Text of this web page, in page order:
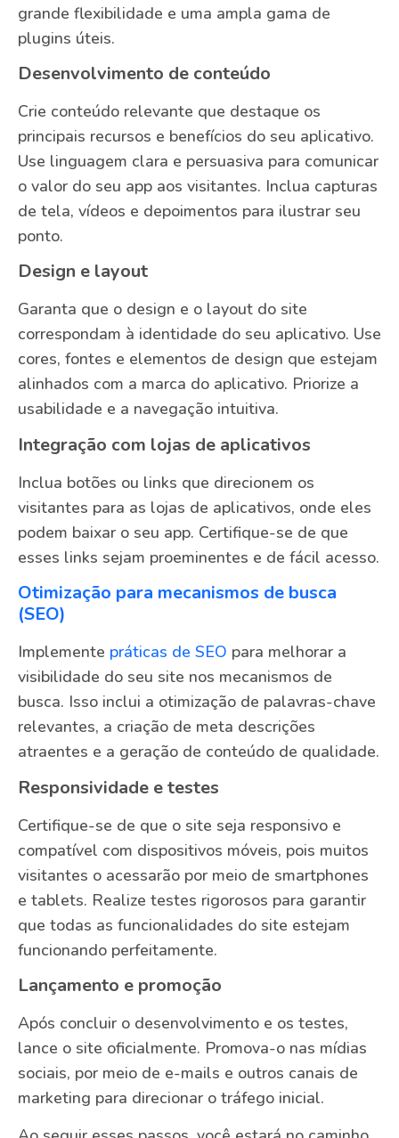
grande flexibilidade e uma ampla gama de
plugins úteis.
Desenvolvimento de conteúdo
Crie conteúdo relevante que destaque os
principais recursos e benefícios do seu aplicativo.
Use linguagem clara e persuasiva para comunicar
o valor do seu app aos visitantes. Inclua capturas
de tela, vídeos e depoimentos para ilustrar seu
ponto.
Design e layout
Garanta que o design e o layout do site
correspondam à identidade do seu aplicativo. Use
cores, fontes e elementos de design que estejam
alinhados com a marca do aplicativo. Priorize a
usabilidade e a navegação intuitiva.
Integração com lojas de aplicativos
Inclua botões ou links que direcionem os
visitantes para as lojas de aplicativos, onde eles
podem baixar o seu app. Certifique-se de que
esses links sejam proeminentes e de fácil acesso.
Otimização para mecanismos de busca
(SEO)
Implemente práticas de SEO para melhorar a
visibilidade do seu site nos mecanismos de
busca. Isso inclui a otimização de palavras-chave
relevantes, a criação de meta descrições
atraentes e a geração de conteúdo de qualidade.
Responsividade e testes
Certifique-se de que o site seja responsivo e
compatível com dispositivos móveis, pois muitos
visitantes o acessarão por meio de smartphones
e tablets. Realize testes rigorosos para garantir
que todas as funcionalidades do site estejam
funcionando perfeitamente.
Lançamento e promoção
Após concluir o desenvolvimento e os testes,
lance o site oficialmente. Promova-o nas mídias
sociais, por meio de e-mails e outros canais de
marketing para direcionar o tráfego inicial.